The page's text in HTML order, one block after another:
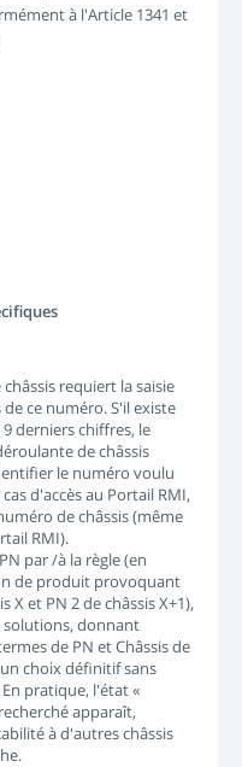
à l'Article 1341 et
requiert la saisie
ce numéro. S'il existe
derniers chiffres, le
de châssis
le numéro voulu
d'accès au Portail RMI,
de châssis (même
RMI).
par /à la règle (en
de produit provoquant
X et PN 2 de châssis X+1),
solutions, donnant
de PN et Châssis de
choix définitif sans
pratique, l'état «
apparaît,
à d'autres châssis